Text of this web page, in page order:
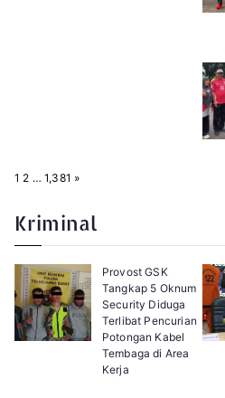
P
:
1 2 … 1,381 N
»
Kriminal
Provost GSK
Tangkap 5 Oknum
Security Diduga
Terlibat Pencurian
Potongan Kabel
Tembaga di Area
Kerja